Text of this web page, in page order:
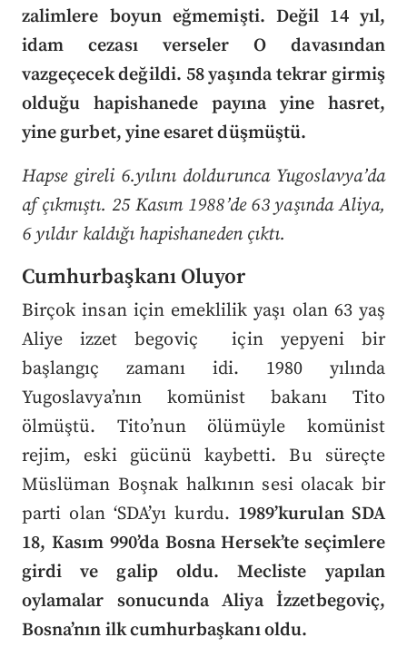
zalimlere boyun eğmemişti. Değil 14 yıl,
idam cezası verseler O davasından
vazgeçecek değildi. 58 yaşında tekrar girmiş
olduğu hapishanede payına yine hasret,
yine gurbet, yine esaret düşmüştü.
Hapse gireli 6.yılını doldurunca Yugoslavya’da
af çıkmıştı. 25 Kasım 1988’de 63 yaşında Aliya,
6 yıldır kaldığı hapishaneden çıktı.
Cumhurbaşkanı Oluyor
Birçok insan için emeklilik yaşı olan 63 yaş
Aliye izzet begoviç için yepyeni bir
başlangıç zamanı idi. 1980 yılında
Yugoslavya’nın komünist bakanı Tito
ölmüştü. Tito’nun ölümüyle komünist
rejim, eski gücünü kaybetti. Bu süreçte
Müslüman Boşnak halkının sesi olacak bir
parti olan ‘SDA’yı kurdu. 1989’kurulan SDA
18, Kasım 990’da Bosna Hersek’te seçimlere
girdi ve galip oldu. Mecliste yapılan
oylamalar sonucunda Aliya İzzetbegoviç,
Bosna’nın ilk cumhurbaşkanı oldu.